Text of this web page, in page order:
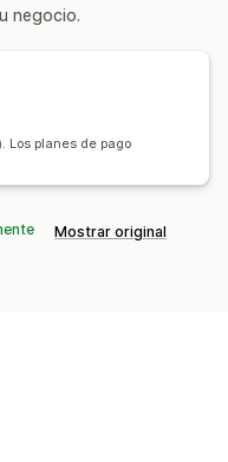
negocio.
Los planes de pago
Mostrar original